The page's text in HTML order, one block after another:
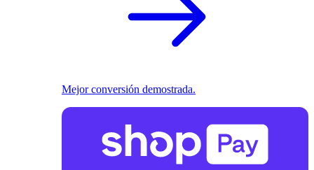
Mejor conversión demostrada.